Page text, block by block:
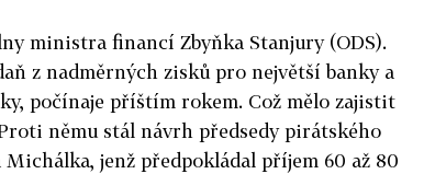
ministra financí Zbyňka Stanjury (ODS).
z nadměrných zisků pro největší banky a
počínaje příštím rokem. Což mělo zajistit
němu stál návrh předsedy pirátského
Michálka, jenž předpokládal příjem 60 až 80